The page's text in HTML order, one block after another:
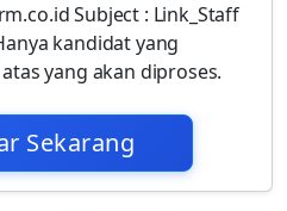
Subject : Link_Staff
kandidat yang
yang akan diproses.
Sekarang